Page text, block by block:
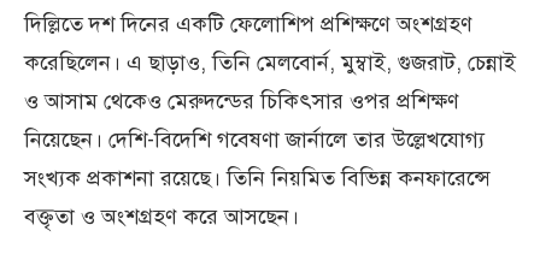
দিল্লিতে দশ দিনের একটি ফেলোশিপ প্রশিক্ষণে অংশগ্রহণ
করেছিলেন। এ ছাড়াও, তিনি মেলবোর্ন, মুম্বাই, গুজরাট, চেন্নাই
ও আসাম থেকেও মেরুদন্ডের চিকিৎসার ওপর প্রশিক্ষণ
নিয়েছেন। দেশি-বিদেশি গবেষণা জার্নালে তার উল্লেখযোগ্য
সংখ্যক প্রকাশনা রয়েছে। তিনি নিয়মিত বিভিন্ন কনফারেন্সে
বক্তৃতা ও অংশগ্রহণ করে আসছেন।